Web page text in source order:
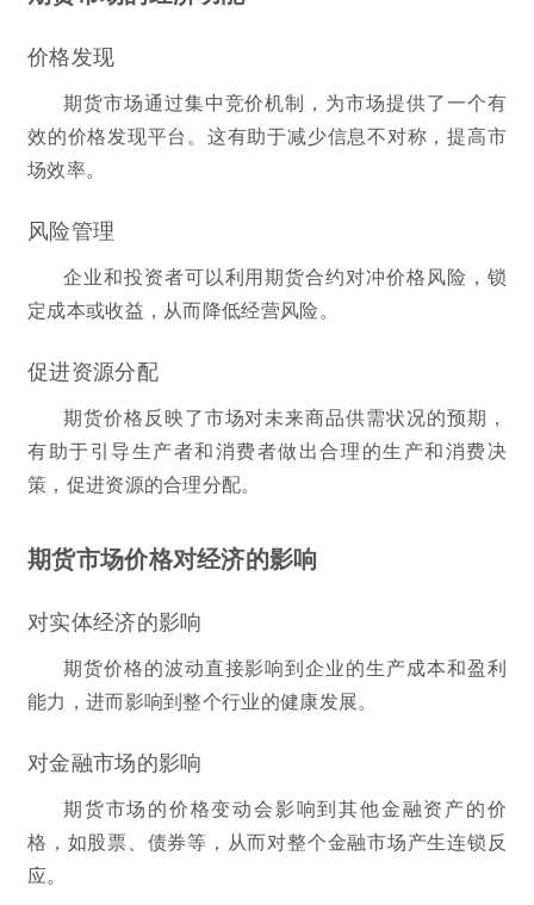
价格发现
期货市场通过集中竞价机制，为市场提供了一个有
效的价格发现平台。这有助于减少信息不对称，提高市
场效率。
风险管理
企业和投资者可以利用期货合约对冲价格风险，锁
定成本或收益，从而降低经营风险。
促进资源分配
期货价格反映了市场对未来商品供需状况的预期，
有助于引导生产者和消费者做出合理的生产和消费决
策，促进资源的合理分配。
期货市场价格对经济的影响
对实体经济的影响
期货价格的波动直接影响到企业的生产成本和盈利
能力，进而影响到整个行业的健康发展。
对金融市场的影响
期货市场的价格变动会影响到其他金融资产的价
格，如股票、债券等，从而对整个金融市场产生连锁反
应。